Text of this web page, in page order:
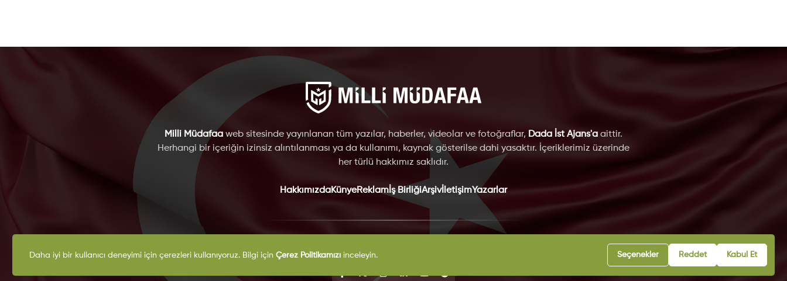
Milli Müdafaa web sitesinde yayınlanan tüm yazılar, haberler, videolar ve fotoğraflar, Dada İst Ajans'a aittir.
Herhangi bir içeriğin izinsiz alıntılanması ya da kullanımı, kaynak gösterilse dahi yasaktır. İçeriklerimiz üzerinde
her türlü hakkımız saklıdır.
HakkımızdaKünyeReklamİş BirliğiArşivİletişimYazarlar
Daha iyi bir kullanıcı deneyimi için çerezleri kullanıyoruz. Bilgi için Çerez Politikamızıinceleyin. Seçenekler Reddet Kabul Et